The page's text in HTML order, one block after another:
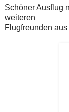
Schöner Ausflug
weiteren
Flugfreunden